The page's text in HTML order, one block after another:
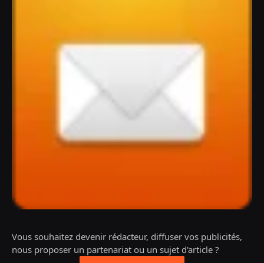
Vous souhaitez devenir rédacteur, diffuser vos publicités,
nous proposer un partenariat ou un sujet d'article ?